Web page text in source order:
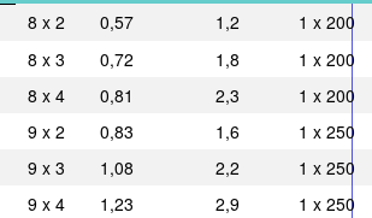
8 x 2 0,57 1,2
1 x 200
8 x 3 0,72 1,8
1 x 200
8 x 4 0,81 2,3
1 x 200
9 x 2 0,83 1,6
1 x 250
9 x 3 1,08 2,2
1 x 250
9 x 4 1,23 2,9
1 x 250